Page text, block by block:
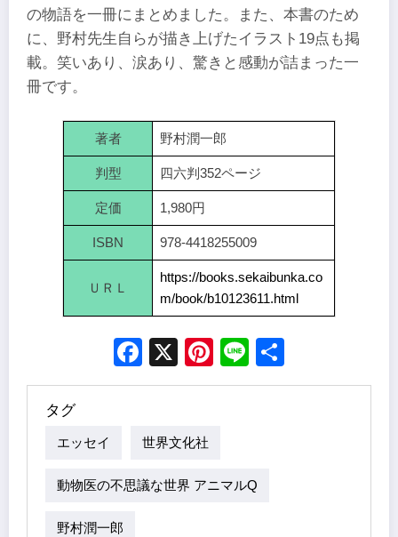
の物語を一冊にまとめました。また、本書のため
に、野村先生自らが描き上げたイラスト19点も掲
載。笑いあり、涙あり、驚きと感動が詰まった一
冊です。
著者 野村潤一郎
判型 四六判352ページ
定価 1,980円
ISBN 978-4418255009
ＵＲＬ
https://books.sekaibunka.co
m/book/b10123611.html
Facebook
X Pinterest
Line
タグ
エッセイ 世界文化社
動物医の不思議な世界 アニマルQ
野村潤一郎